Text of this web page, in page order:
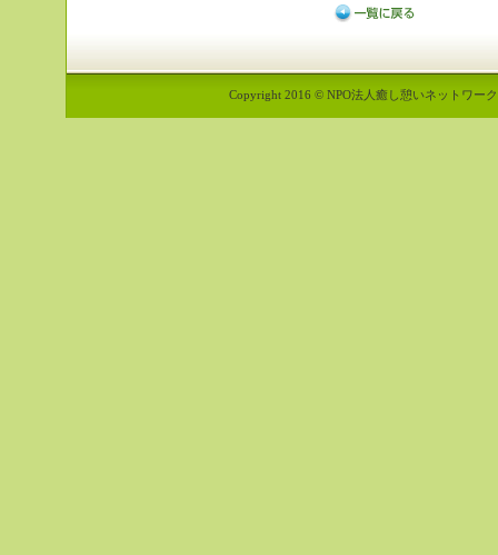
Copyright 2016 © NPO法人癒し憩いネットワー